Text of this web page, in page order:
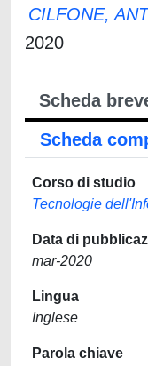
CILFONE,
2020
Scheda
Scheda
Corso di studio
Tecnologie
Data di
mar-2020
Lingua
Inglese
Parola chiave